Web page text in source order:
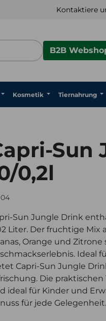
Kontaktiere
B2B
Kosmetik Tiernahrung
Sun
0,2l
Sun Jungle Drink
Liter. Der fruchtige Mix
Orange und
Ideal
Capri-Sun Jungle
Die
ideal für Kinder und
für jede Gelegenheit.